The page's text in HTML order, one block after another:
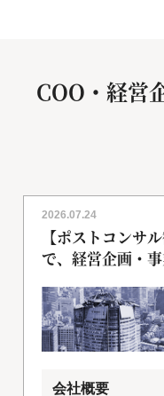
COO・経営
2026.07.24
【ポストコンサ
で、経営企画・
会社概要